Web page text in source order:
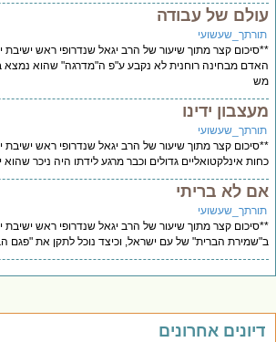
של עבודה
קצר מתוך שיעור של הרב יגאל שנדרופי ראש ישיבת
מבחינה רוחנית לא נקבע ע"פ ה"מדרגה" שהוא נמצא
ידינו
קצר מתוך שיעור של הרב יגאל שנדרופי ראש ישיבת
אינלקטואליים גדולים וכבר מרגע לידתו היה ניכר שהוא
לא בריתי
קצר מתוך שיעור של הרב יגאל שנדרופי ראש ישיבת
הברית" של עם ישראל, וכיצד נוכל לתקן את "פגם
אחרונים